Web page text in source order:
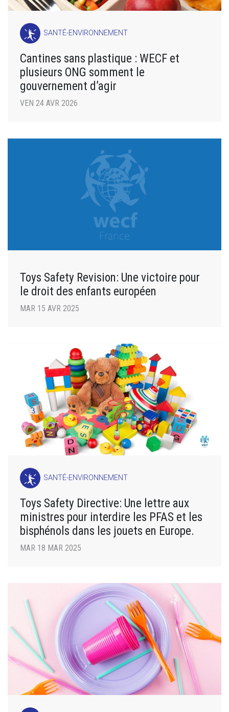
SANTÉ-ENVIRONNEMENT
Cantines sans plastique : WECF et
plusieurs ONG somment le
gouvernement d’agir
VEN 24 AVR 2026
Toys Safety Revision: Une victoire pour
le droit des enfants européen
MAR 15 AVR 2025
SANTÉ-ENVIRONNEMENT
Toys Safety Directive: Une lettre aux
ministres pour interdire les PFAS et les
bisphénols dans les jouets en Europe.
MAR 18 MAR 2025